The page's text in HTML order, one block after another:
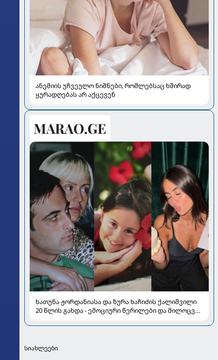
ანემიის უჩვეულო ნიშნები, რომლებსაც ხშირად
ყურადღებას არ აქცევენ
ხათუნა ჟორდანიასა და ზურა ხაჩიძის ქალიშვილი
20 წლის გახდა - ემოციური წერილები და მილოცვა
სიახლეები